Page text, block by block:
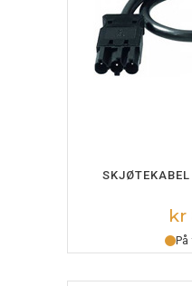
LEGG I
kr
På